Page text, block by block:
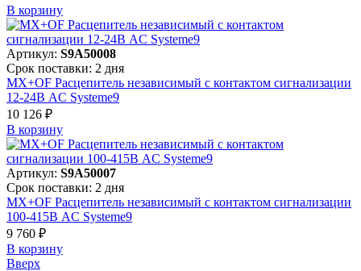
В корзинy
Артикул: S9A50008
Срок поставки: 2 дня
MX+OF Расцепитель независимый с контактом сигнализации
12-24В AC Systeme9
10 126 ₽
В корзинy
Артикул: S9A50007
Срок поставки: 2 дня
MX+OF Расцепитель независимый с контактом сигнализации
100-415В AC Systeme9
9 760 ₽
В корзинy
Вверх